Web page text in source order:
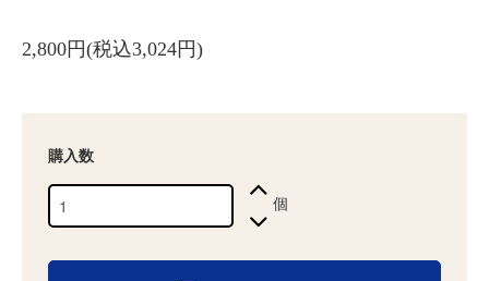
2,800円(税込3,024円)
購入数
個